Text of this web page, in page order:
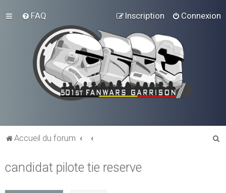
FAQ Connexion
Inscription
Accueil du forum
candidat pilote tie reserve